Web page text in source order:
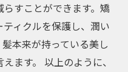
すことができます。矯
ィクルを保護し、潤い
本来が持っている美し
ます。 以上のように、